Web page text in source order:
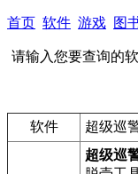
首页 软件 游戏 图
请输入您要查询的软
软件 超级巡
超级巡